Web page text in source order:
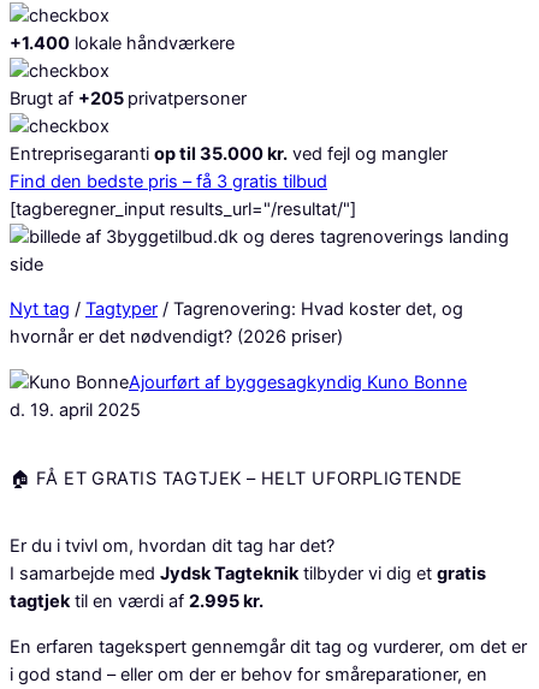
+1.400 lokale håndværkere
Brugt af +205 privatpersoner
Entreprisegaranti op til 35.000 kr. ved fejl og mangler
Find den bedste pris – få 3 gratis tilbud
[tagberegner_input results_url="/resultat/"]
Nyt tag / Tagtyper / Tagrenovering: Hvad koster det, og
hvornår er det nødvendigt? (2026 priser)
Ajourført af byggesagkyndig Kuno Bonne
d. 19. april 2025
🏠 FÅ ET GRATIS TAGTJEK – HELT UFORPLIGTENDE
Er du i tvivl om, hvordan dit tag har det?
I samarbejde med Jydsk Tagtekniktilbyder vi dig et gratis
tagtjektil en værdi af 2.995 kr.
En erfaren tagekspert gennemgår dit tag og vurderer, om det er
i god stand – eller om der er behov for småreparationer, en